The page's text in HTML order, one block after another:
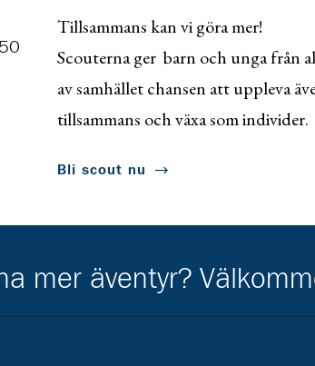
Tillsammans kan vi göra mer!
Scouterna ger barn och unga från
av samhället chansen att uppleva
tillsammans och växa som individer.
Bli scout nu
mer äventyr?